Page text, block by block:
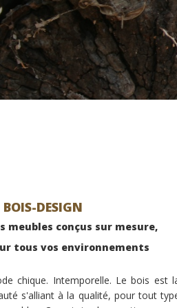
BOIS-DESIGN
meubles conçus sur mesure,
tous vos environnements
chique. Intemporelle. Le bois est
s'alliant à la qualité, pour tout